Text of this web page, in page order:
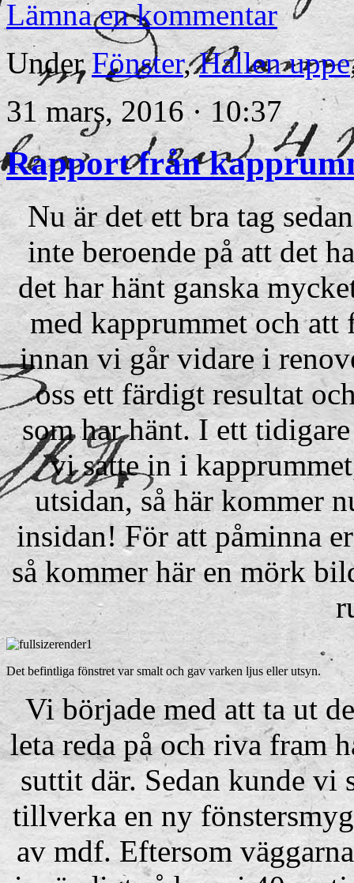
Lämna en kommentar
UnderFönster,Hallen uppe
31 mars, 2016 · 10:37
Rapport från
Nu är det ett bra tag
inte beroende på att det
det har hänt ganska
med kapprummet och
innan vi går vidare i
oss ett färdigt resultat
som har hänt. I ett
vi satte in i
utsidan, så här kommer
insidan! För att påminna
så kommer här en mörk
Det befintliga fönstret var smalt och gav varken ljus eller utsyn.
Vi började med att ta ut
leta reda på och riva fram
suttit där. Sedan kunde vi
tillverka en ny
av mdf. Eftersom